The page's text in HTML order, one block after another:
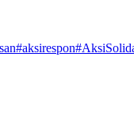
#aksirespon